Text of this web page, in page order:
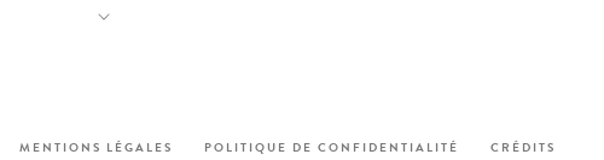
les réglementations. Personnalisez vos préférences pour
beauté
MENTIONS LÉGALES POLITIQUE DE CONFIDENTIALITÉ CRÉDITS